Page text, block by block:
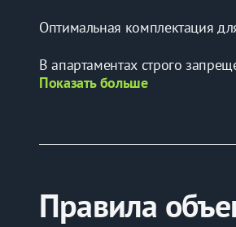
Оптимальная комплектация
В апартаментах строго
Показать больше
Правила